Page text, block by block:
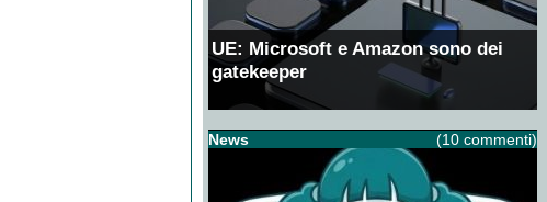
UE: Microsoft e Amazon sono dei
gatekeeper
News (10 commenti)